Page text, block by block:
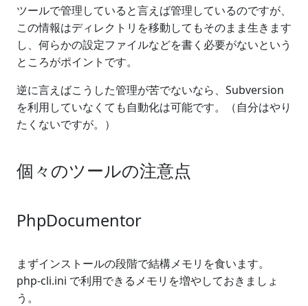
ツールで管理していると言えば管理しているのですが、
この情報はディレクトリを移動してもそのまま生きます
し、何らかの設定ファイルなどを書く必要がないという
ところがポイントです。
逆に言えばこうした管理が苦でないなら、Subversion
を利用していなくても自動化は可能です。（自分はやり
たくないですが。）
個々のツールの注意点
PhpDocumentor
まずインストールの段階で結構メモリを食います。
php-cli.ini で利用できるメモリを増やしておきましょ
う。